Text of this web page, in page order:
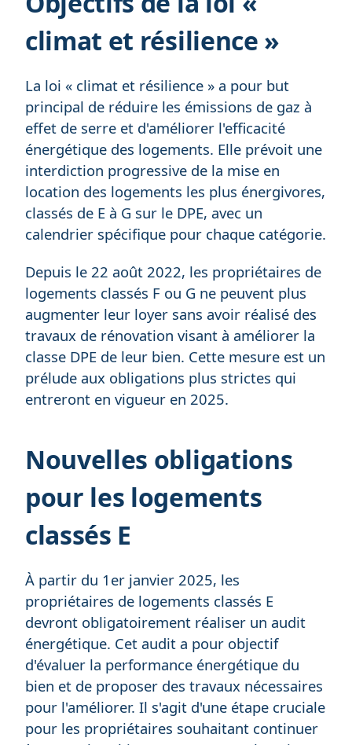
climat et résilience »
La loi « climat et résilience » a pour but
principal de réduire les émissions de gaz à
effet de serre et d'améliorer l'efficacité
énergétique des logements. Elle prévoit une
interdiction progressive de la mise en
location des logements les plus énergivores,
classés de E à G sur le DPE, avec un
calendrier spécifique pour chaque catégorie.
Depuis le 22 août 2022, les propriétaires de
logements classés F ou G ne peuvent plus
augmenter leur loyer sans avoir réalisé des
travaux de rénovation visant à améliorer la
classe DPE de leur bien. Cette mesure est un
prélude aux obligations plus strictes qui
entreront en vigueur en 2025.
Nouvelles obligations
pour les logements
classés E
À partir du 1er janvier 2025, les
propriétaires de logements classés E
devront obligatoirement réaliser un audit
énergétique. Cet audit a pour objectif
d'évaluer la performance énergétique du
bien et de proposer des travaux nécessaires
pour l'améliorer. Il s'agit d'une étape cruciale
pour les propriétaires souhaitant continuer